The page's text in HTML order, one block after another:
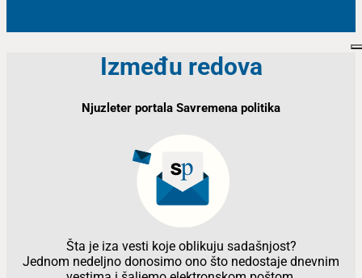
Između redova
Njuzleter portala Savremena politika
Šta je iza vesti koje oblikuju sadašnjost?
Jednom nedeljno donosimo ono što nedostaje dnevnim